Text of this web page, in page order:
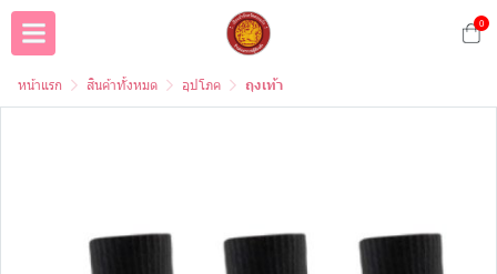
0
หน้าแรก สินค้าทั้งหมด อุปโภค ถุงเท้า